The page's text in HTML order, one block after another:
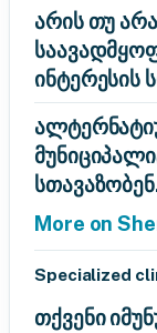
არის თუ
ინტერესის
More on
Specialized
თქვენი